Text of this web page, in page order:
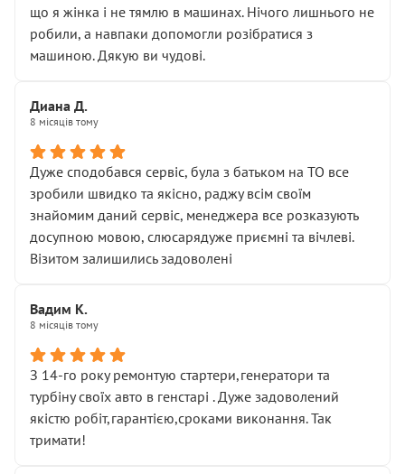
що я жінка і не тямлю в машинах. Нічого лишнього не
робили, а навпаки допомогли розібратися з
машиною. Дякую ви чудові.
Диана Д.
8 місяців тому
Дуже сподобався сервіс, була з батьком на ТО все
зробили швидко та якісно, раджу всім своїм
знайомим даний сервіс, менеджера все розказують
досупною мовою, слюсарядуже приємні та вічлеві.
Візитом залишились задоволені
Вадим К.
8 місяців тому
З 14-го року ремонтую стартери,генератори та
турбіну своїх авто в генстарі . Дуже задоволений
якістю робіт,гарантією,сроками виконання. Так
тримати!